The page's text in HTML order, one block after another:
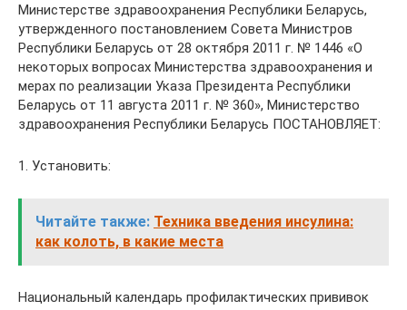
Министерстве здравоохранения Республики Беларусь,
утвержденного постановлением Совета Министров
Республики Беларусь от 28 октября 2011 г. № 1446 «О
некоторых вопросах Министерства здравоохранения и
мерах по реализации Указа Президента Республики
Беларусь от 11 августа 2011 г. № 360», Министерство
здравоохранения Республики Беларусь ПОСТАНОВЛЯЕТ:
1. Установить:
Читайте также: Техника введения инсулина:
как колоть, в какие места
Национальный календарь профилактических прививок